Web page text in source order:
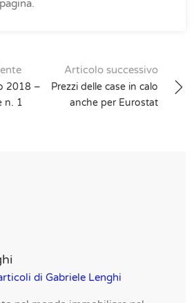
2018 –
n. 1
Articolo successivo
Prezzi delle case in calo
anche per Eurostat
di Gabriele Lenghi